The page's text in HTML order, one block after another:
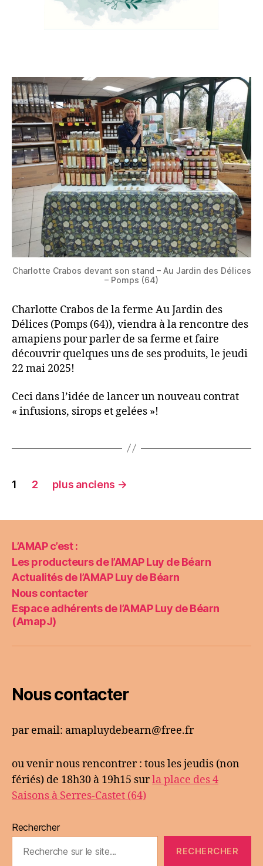
Charlotte Crabos devant son stand – Au Jardin des Délices
– Pomps (64)
Charlotte Crabos de la ferme Au Jardin des
Délices (Pomps (64)), viendra à la rencontre des
amapiens pour parler de sa ferme et faire
découvrir quelques uns de ses produits, le jeudi
22 mai 2025!
Ceci dans l’idée de lancer un nouveau contrat
« infusions, sirops et gelées »!
Pagination
publications
1 2 plus anciens →
L’AMAP c’est :
Les producteurs de l’AMAP Luy de Béarn
Actualités de l’AMAP Luy de Béarn
Nous contacter
Espace adhérents de l’AMAP Luy de Béarn
(AmapJ)
Nous contacter
par email: amapluydebearn@free.fr
ou venir nous rencontrer : tous les jeudis (non
fériés) de 18h30 à 19h15 surla place des 4
Saisons à Serres-Castet (64)
Rechercher
RECHERCHER